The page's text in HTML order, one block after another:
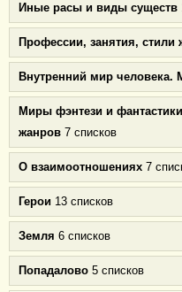
Иные расы и виды существ
Профессии, занятия, стили
Внутренний мир человека.
Миры фэнтези и
жанров 7 списков
О взаимоотношениях 7
Герои 13 списков
Земля 6 списков
Попадалово 5 списков